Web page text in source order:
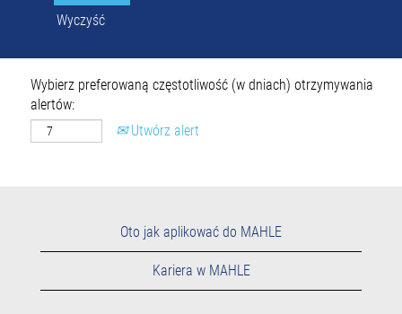
Wyczyść
Wybierz preferowaną częstotliwość (w dniach) otrzymywania
alertów:
Utwórz alert
Oto jak aplikować do MAHLE
Kariera w MAHLE